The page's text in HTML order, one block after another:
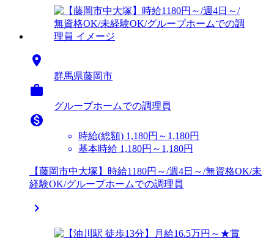

群馬県藤岡市

グループホームでの調理員

時給(総額) 1,180円～1,180円
基本時給 1,180円～1,180円
【藤岡市中大塚】時給1180円～/週4日～/無資格OK/未
経験OK/グループホームでの調理員
